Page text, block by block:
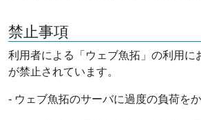
禁止事項
利用者による「ウェブ魚拓」の利用に
が禁止されています。
- ウェブ魚拓のサーバに過度の負荷を